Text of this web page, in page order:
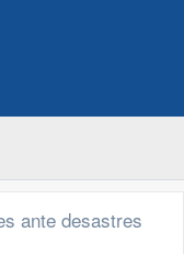
ante desastres